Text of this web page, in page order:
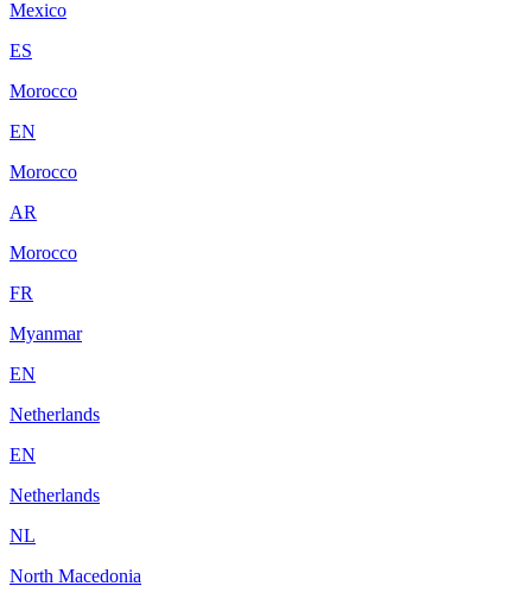
Mexico
ES
Morocco
EN
Morocco
AR
Morocco
FR
Myanmar
EN
Netherlands
EN
Netherlands
NL
North Macedonia